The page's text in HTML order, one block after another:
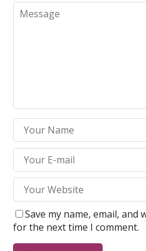
Save my name, email,
for the next time I comment.